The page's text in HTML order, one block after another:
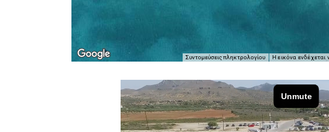
Συντομεύσεις πληκτρολογίου Η εικόνα ενδέχεται